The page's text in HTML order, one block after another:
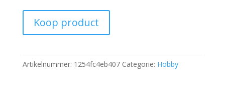
Koop product
Artikelnummer: 1254fc4eb407 Categorie: Hobby